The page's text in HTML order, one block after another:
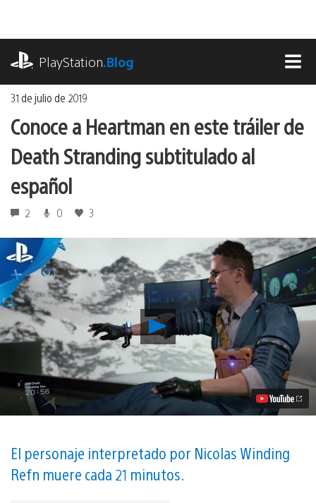
contenido
PlayStation.Blog
31 de julio de 2019
Conoce a Heartman en este tráiler de
Death Stranding subtitulado al
español
2 0 3
Reproducir
Conoce
a
Heartman
en
este
tráiler
de
subtitulado
al
español
El personaje interpretado por Nicolas Winding
Refn muere cada 21 minutos.